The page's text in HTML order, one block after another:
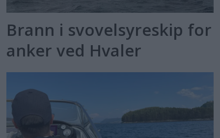
Brann i svovelsyreskip for
anker ved Hvaler